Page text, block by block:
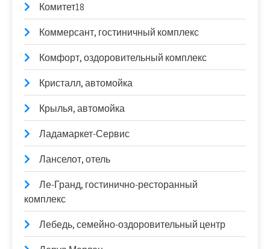
Комитет18
Коммерсант, гостиничный комплекс
Комфорт, оздоровительный комплекс
Кристалл, автомойка
Крылья, автомойка
Ладамаркет-Сервис
Ланселот, отель
Ле-Гранд, гостинично-ресторанный
комплекс
Лебедь, семейно-оздоровительный центр